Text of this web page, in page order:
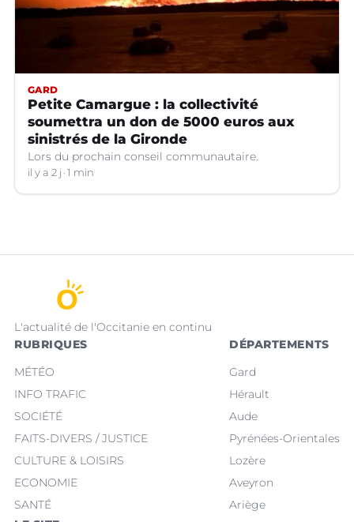
GARD
Petite Camargue : la collectivité
soumettra un don de 5000 euros aux
sinistrés de la Gironde
Lors du prochain conseil communautaire.
il y a 2 j 1 min
L'actualité de l'Occitanie en continu
RUBRIQUES
MÉTÉO
INFO TRAFIC
SOCIÉTÉ
FAITS-DIVERS / JUSTICE
CULTURE & LOISIRS
ECONOMIE
SANTÉ
DÉPARTEMENTS
Gard
Hérault
Aude
Pyrénées-Orientales
Lozère
Aveyron
Ariège